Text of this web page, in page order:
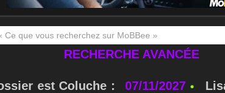
RECHERCHE AVANCÉE
est Coluche : 07/11/2027